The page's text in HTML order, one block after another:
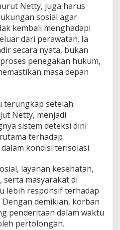
Netty, juga harus
sosial agar
kembali menghadapi
dari perawatan. Ia
secara nyata, bukan
penegakan hukum,
masa depan
terungkap setelah
Netty, menjadi
sistem deteksi dini
terhadap
kondisi terisolasi.
layanan kesehatan,
masyarakat di
lebih responsif terhadap
demikian, korban
penderitaan dalam waktu
pertolongan.